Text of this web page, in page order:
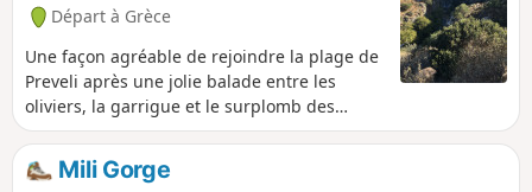
Départ à Grèce
Une façon agréable de rejoindre la plage de
Preveli après une jolie balade entre les
oliviers, la garrigue et le surplomb des
gorges.
Mili Gorge